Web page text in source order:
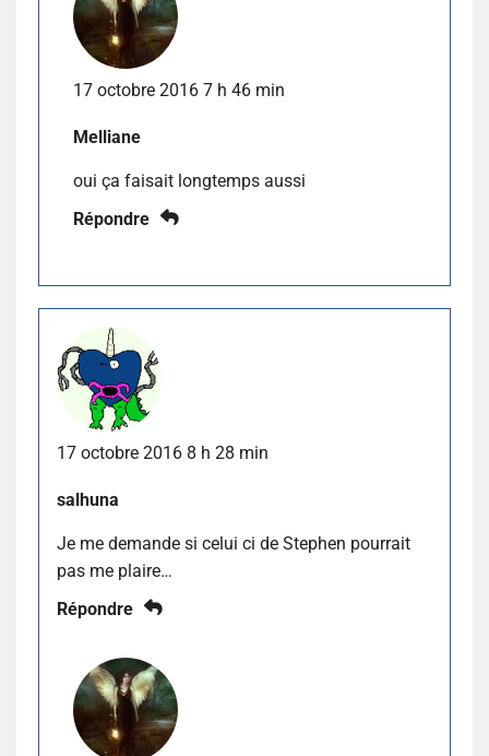
17 octobre 2016 7 h 46 min
Melliane
oui ça faisait longtemps aussi
Répondre
17 octobre 2016 8 h 28 min
salhuna
Je me demande si celui ci de Stephen pourrait
pas me plaire…
Répondre